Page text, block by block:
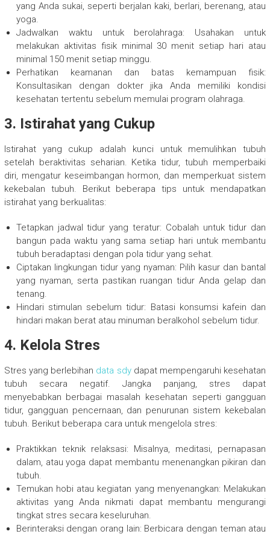
yang Anda sukai, seperti berjalan kaki, berlari, berenang, atau
yoga.
Jadwalkan waktu untuk berolahraga: Usahakan untuk
melakukan aktivitas fisik minimal 30 menit setiap hari atau
minimal 150 menit setiap minggu.
Perhatikan keamanan dan batas kemampuan fisik:
Konsultasikan dengan dokter jika Anda memiliki kondisi
kesehatan tertentu sebelum memulai program olahraga.
3. Istirahat yang Cukup
Istirahat yang cukup adalah kunci untuk memulihkan tubuh
setelah beraktivitas seharian. Ketika tidur, tubuh memperbaiki
diri, mengatur keseimbangan hormon, dan memperkuat sistem
kekebalan tubuh. Berikut beberapa tips untuk mendapatkan
istirahat yang berkualitas:
Tetapkan jadwal tidur yang teratur: Cobalah untuk tidur dan
bangun pada waktu yang sama setiap hari untuk membantu
tubuh beradaptasi dengan pola tidur yang sehat.
Ciptakan lingkungan tidur yang nyaman: Pilih kasur dan bantal
yang nyaman, serta pastikan ruangan tidur Anda gelap dan
tenang.
Hindari stimulan sebelum tidur: Batasi konsumsi kafein dan
hindari makan berat atau minuman beralkohol sebelum tidur.
4. Kelola Stres
Stres yang berlebihan data sdydapat mempengaruhi kesehatan
tubuh secara negatif. Jangka panjang, stres dapat
menyebabkan berbagai masalah kesehatan seperti gangguan
tidur, gangguan pencernaan, dan penurunan sistem kekebalan
tubuh. Berikut beberapa cara untuk mengelola stres:
Praktikkan teknik relaksasi: Misalnya, meditasi, pernapasan
dalam, atau yoga dapat membantu menenangkan pikiran dan
tubuh.
Temukan hobi atau kegiatan yang menyenangkan: Melakukan
aktivitas yang Anda nikmati dapat membantu mengurangi
tingkat stres secara keseluruhan.
Berinteraksi dengan orang lain: Berbicara dengan teman atau